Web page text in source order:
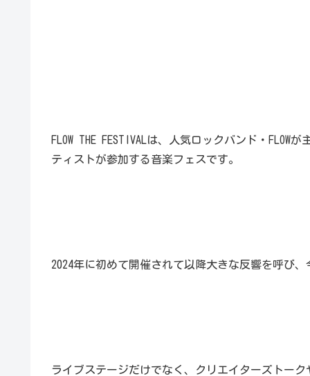
FLOW THE FESTIVALは、人気ロックバンド・
ティストが参加する音楽フェスです。
2024年に初めて開催されて以降大きな反響を呼び、
ライブステージだけでなく、クリエイターズトー